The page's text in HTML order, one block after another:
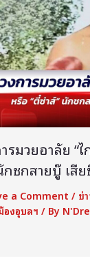
รมวยอาลัย “
กชกสายบู๊ เสี
a Comment / ข่
องอุบลฯ / By